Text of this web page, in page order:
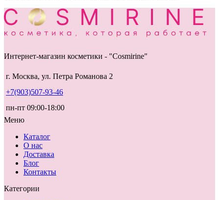
Интернет-магазин косметики - "Cosmirine"
г. Москва, ул. Петра Романова 2
+7(903)507-93-46
пн-пт 09:00-18:00
Меню
Каталог
О нас
Доставка
Блог
Контакты
Категории